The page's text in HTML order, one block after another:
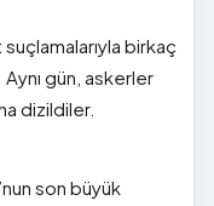
birkaç
gün, askerler
dizildiler.
son büyük